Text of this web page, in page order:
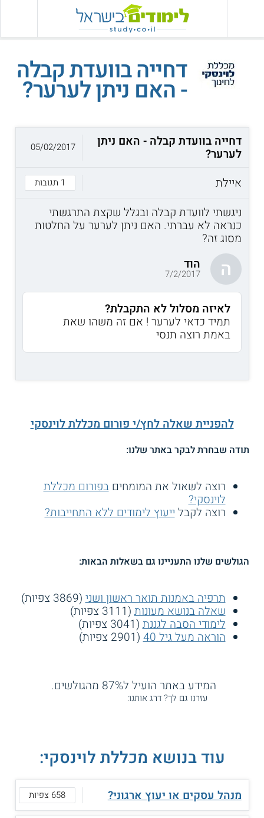
דחייה בוועדת קבלה
- האם ניתן לערער?
דחייה בוועדת קבלה - האם ניתן
לערער?
איילת
1 תגובות
05/02/2017
ניגשתי לוועדת קבלה ובגלל שקצת התרגשתי
כנראה לא עברתי. האם ניתן לערער על החלטות
מסוג זה?
ה הוד
7/2/2017
לאיזה מסלול לא התקבלת?
תמיד כדאי לערער ! אם זה משהו שאת
באמת רוצה תנסי
להפניית שאלה לחץ/י פורום מכללת לוינסקי
תודה שבחרת לבקר באתר שלנו:
רוצה לשאול את המומחיםבפורום מכללת
לוינסקי?
רוצה לקבלייעוץ לימודים ללא התחייבות?
הגולשים שלנו התעניינו גם בשאלות הבאות:
תרפיה באמנות תואר ראשון ושני(3869 צפיות)
שאלה בנושא מעונות(3111 צפיות)
לימודי הסבה לגננת(3041 צפיות)
הוראה מעל גיל 40 (2901 צפיות)
המידע באתר הועיל ל87% מהגולשים.
עזרנו גם לך? דרג אותנו:
עוד בנושא מכללת לוינסקי:
מנהל עסקים או יעוץ ארגוני? 658 צפיות